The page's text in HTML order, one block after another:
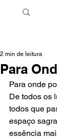
Para
2 min de leitura
Para onde
De todos os
todos que
espaço
essência